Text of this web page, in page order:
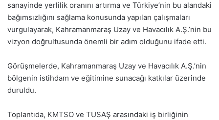
sanayinde yerlilik oranını artırma ve Türkiye’nin bu alandaki
bağımsızlığını sağlama konusunda yapılan çalışmaları
vurgulayarak, Kahramanmaraş Uzay ve Havacılık A.Ş.’nin bu
vizyon doğrultusunda önemli bir adım olduğunu ifade etti.
Görüşmelerde, Kahramanmaraş Uzay ve Havacılık A.Ş.’nin
bölgenin istihdam ve eğitimine sunacağı katkılar üzerinde
duruldu.
Toplantıda, KMTSO ve TUSAŞ arasındaki iş birliğinin